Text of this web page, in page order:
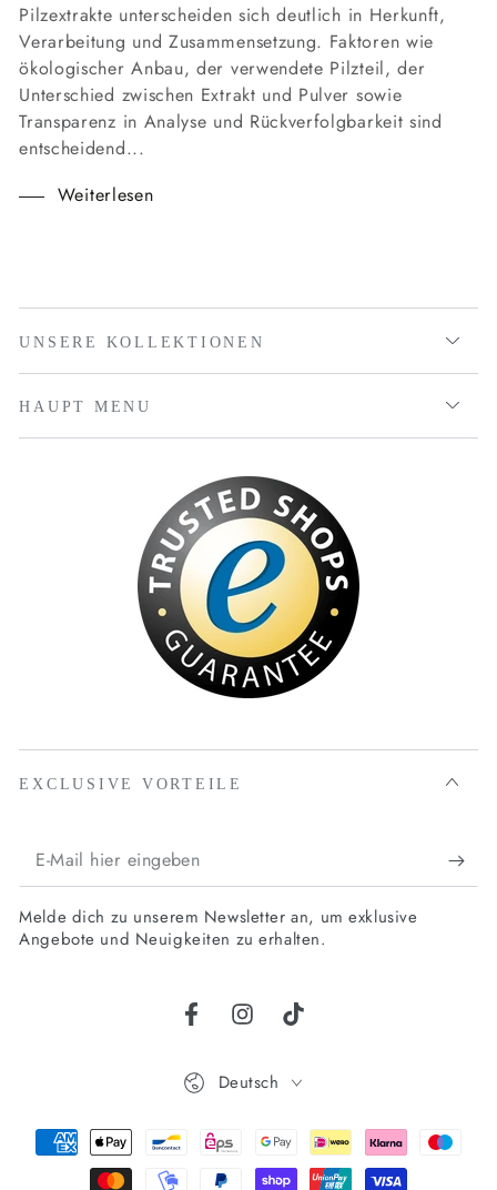
Pilzextrakte unterscheiden sich deutlich in Herkunft,
Verarbeitung und Zusammensetzung. Faktoren wie
ökologischer Anbau, der verwendete Pilzteil, der
Unterschied zwischen Extrakt und Pulver sowie
Transparenz in Analyse und Rückverfolgbarkeit sind
entscheidend...
Weiterlesen
UNSERE KOLLEKTIONEN
HAUPT MENU
EXCLUSIVE VORTEILE
Mail
hier
Melde dich zu unserem Newsletter an, um exklusive
Angebote und Neuigkeiten zu erhalten.
FacebookInstagramTikTok
Sprache
Deutsch
Zahlungsmöglichkeiten